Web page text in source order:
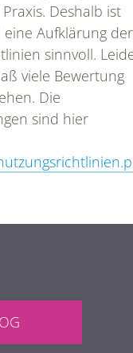
Deshalb ist
Aufklärung der
sinnvoll.
viele Bewertung
Die
sind hier